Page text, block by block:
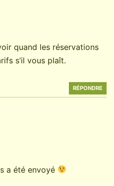
quand les réservations
s’il vous plaît.
RÉPONDRE
a été envoyé